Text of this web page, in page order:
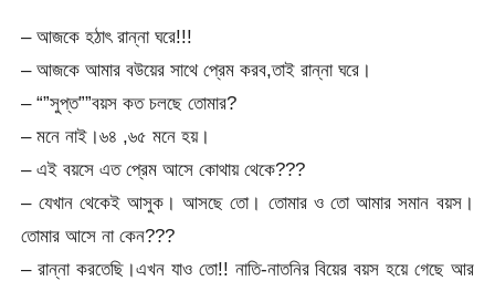
– আজকে হঠাৎ রান্না ঘরে!!!
– আজকে আমার বউয়ের সাথে প্রেম করব,তাই রান্না ঘরে।
– “”সুপ্ত””বয়স কত চলছে তোমার?
– মনে নাই।৬৪ ,৬৫ মনে হয়।
– এই বয়সে এত প্রেম আসে কোথায় থেকে???
– যেখান থেকেই আসুক। আসছে তো। তোমার ও তো আমার সমান বয়স।
তোমার আসে না কেন???
– রান্না করতেছি।এখন যাও তো!! নাতি-নাতনির বিয়ের বয়স হয়ে গেছে আর